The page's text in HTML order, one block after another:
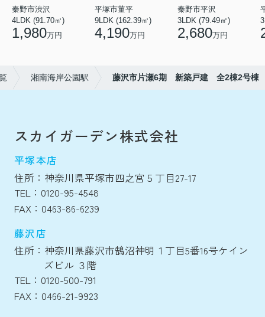
秦野市渋沢
4LDK (91.70㎡)
1,980万円
平塚市菫平
9LDK (162.39㎡)
4,190万円
秦野市平沢
3LDK (79.49㎡)
2,680万円
湘南海岸公園駅 藤沢市片瀬6期 新築戸建 全2棟2号棟
スカイガーデン株式会社
平塚本店
住所：神奈川県平塚市四之宮５丁目27-17
TEL：0120-95-4548
FAX：0463-86-6239
藤沢店
住所：神奈川県藤沢市鵠沼神明１丁目5番16号ケイン
ズビル ３階
TEL：0120-500-791
FAX：0466-21-9923